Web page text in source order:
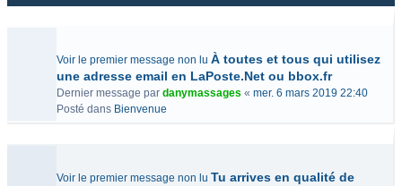
Voir le premier message non lu À toutes et tous qui utilisez
une adresse email en LaPoste.Net ou bbox.fr
Dernier message par danymassages « mer. 6 mars 2019 22:40
Posté dans Bienvenue
Voir le premier message non lu Tu arrives en qualité de